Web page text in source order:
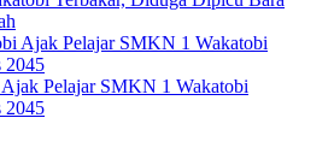
Pelajar SMKN 1 Wakatobi
2045